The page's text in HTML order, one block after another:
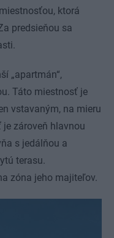
ktorá
predsieňou sa
„apartmán“,
Táto miestnosť je
vstavaným, na mieru
zároveň hlavnou
s jedálňou a
terasu.
zóna jeho majiteľov.